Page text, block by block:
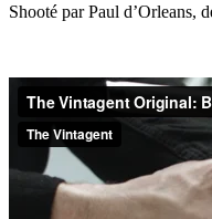
Shooté par Paul d’Orleans,